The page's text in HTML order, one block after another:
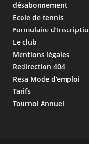
désabonnement
Ecole de tennis
Formulaire
Le club
Mentions légales
Redirection 404
Resa Mode d’emploi
Tarifs
Tournoi Annuel